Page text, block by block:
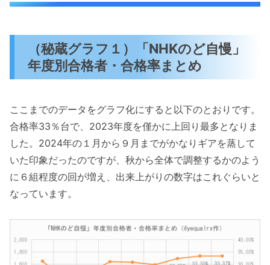
（秘蔵グラフ１）「NHKのど自慢」
年度別合格者・合格率まとめ
ここまでのデータをグラフ化にすると以下のとおりです。
合格率33％台で、2023年度を僅かに上回り最多となりま
した。2024年の１月から９月までがかなりギアを蒸して
いた印象だったのですが、秋から全体で調整するかのよう
に６組程度の回が増え、出来上がりの数字はこれぐらいと
なっています。